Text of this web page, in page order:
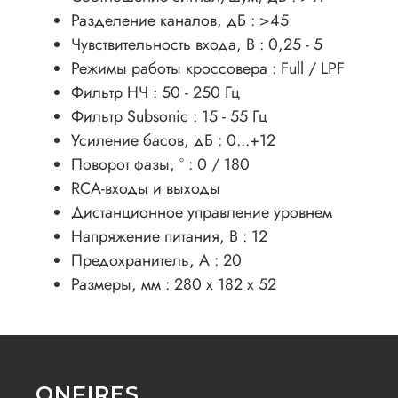
Разделение каналов, дБ : >45
Чувствительность входа, В : 0,25 - 5
Режимы работы кроссовера : Full / LPF
Фильтр НЧ : 50 - 250 Гц
Фильтр Subsonic : 15 - 55 Гц
Усиление басов, дБ : 0...+12
Поворот фазы, ° : 0 / 180
RCA-входы и выходы
Дистанционное управление уровнем
Напряжение питания, В : 12
Предохранитель, А : 20
Размеры, мм : 280 x 182 x 52